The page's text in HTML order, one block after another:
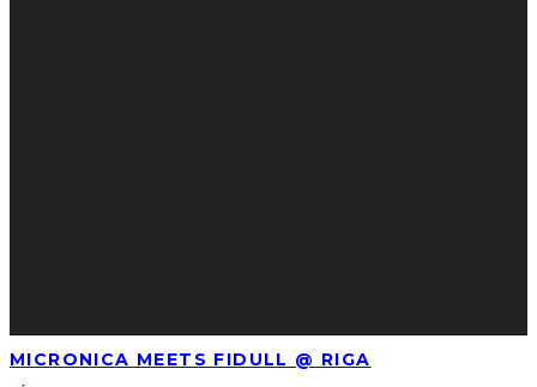
MICRONICA MEETS FIDULL @ RIGA